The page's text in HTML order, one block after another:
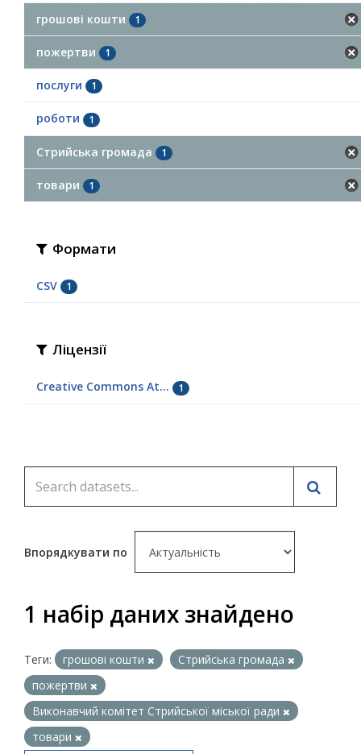
грошові кошти 1
пожертви 1
послуги 1
роботи 1
Стрийська громада 1
товари 1
Формати
CSV 1
Ліцензії
Creative Commons At... 1
Впорядкувати по
1 набір даних знайдено
Теги: грошові кошти
Стрийська громада
пожертви
Виконавчий комітет Стрийської міської ради
товари